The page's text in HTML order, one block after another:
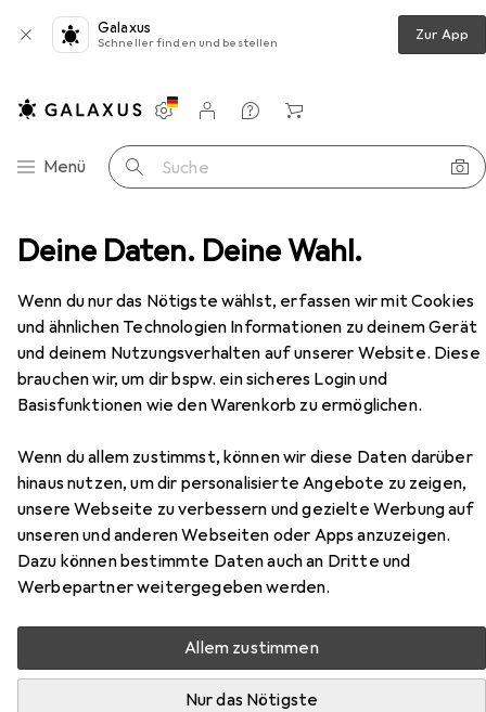
Deine Daten. Deine Wahl.
Wenn du nur das Nötigste wählst, erfassen wir mit Cookies
und ähnlichen Technologien Informationen zu deinem Gerät
und deinem Nutzungsverhalten auf unserer Website. Diese
brauchen wir, um dir bspw. ein sicheres Login und
Basisfunktionen wie den Warenkorb zu ermöglichen.
Wenn du allem zustimmst, können wir diese Daten darüber
hinaus nutzen, um dir personalisierte Angebote zu zeigen,
unsere Webseite zu verbessern und gezielte Werbung auf
unseren und anderen Webseiten oder Apps anzuzeigen.
Dazu können bestimmte Daten auch an Dritte und
Werbepartner weitergegeben werden.
Allem zustimmen
Nur das Nötigste
Galaxus
Schneller finden und bestellen Zur App
Navigation nach Kategorien
Menü Suche
Einstellungen
Kundenkonto
Vergleichslisten
Merklisten
Warenkorb
Tasche Cabaïa Borsa da Viaggio Kuala Lumpur
EUR
131,23
Cabaïa
Borsa da Viaggio Kuala Lumpur
36 l
Zubehör für Cabaïa Borsa da
Viaggio Kuala Lumpur
Hier findest du passendes Zubehör zum Produkt Cabaïa
Borsa da Viaggio Kuala Lumpur aus der Kategorie
Packsack.
Relevanz